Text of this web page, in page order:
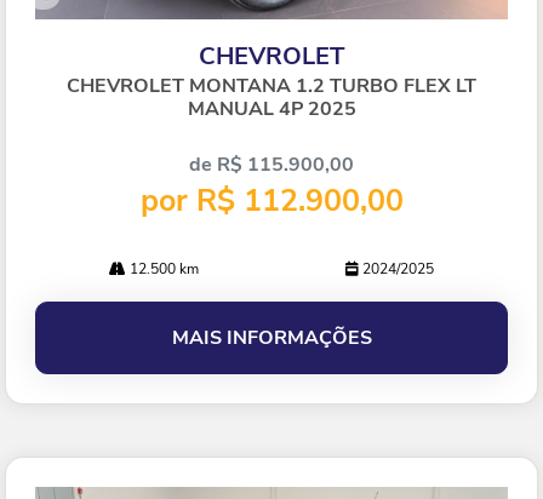
Co
CHEVROLET
CHEVROLET MONTANA 1.2 TURBO FLEX LT
MANUAL 4P 2025
de R$ 115.900,00
por R$ 112.900,00
12.500 km 2024/2025
MAIS INFORMAÇÕES